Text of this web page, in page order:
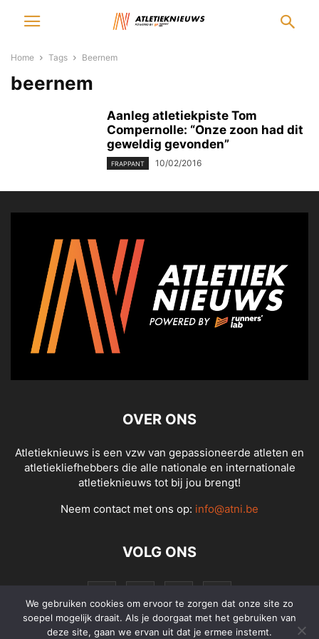
Home Tags Beernem
beernem
Aanleg atletiekpiste Tom
Compernolle: “Onze zoon had dit
geweldig gevonden”
FRAPPANT 10/02/2016
OVER ONS
Atletieknieuws is een vzw van gepassioneerde atleten en
atletiekliefhebbers die alle nationale en internationale
atletieknieuws tot bij jou brengt!
Neem contact met ons op: info@atni.be
VOLG ONS
We gebruiken cookies om ervoor te zorgen dat onze site zo
soepel mogelijk draait. Als je doorgaat met het gebruiken van
deze site, gaan we ervan uit dat je ermee instemt.